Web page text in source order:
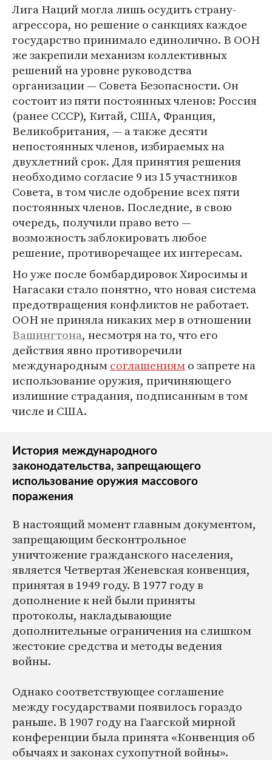
Лига Наций могла лишь осудить страну-
агрессора, но решение о санкциях каждое
государство принимало единолично. В ООН
же закрепили механизм коллективных
решений на уровне руководства
организации — Совета Безопасности. Он
состоит из пяти постоянных членов: Россия
(ранее СССР), Китай, США, Франция,
Великобритания, — а также десяти
непостоянных членов, избираемых на
двухлетний срок. Для принятия решения
необходимо согласие 9 из 15 участников
Совета, в том числе одобрение всех пяти
постоянных членов. Последние, в свою
очередь, получили право вето —
возможность заблокировать любое
решение, противоречащее их интересам.
Но уже после бомбардировок Хиросимы и
Нагасаки стало понятно, что новая система
предотвращения конфликтов не работает.
ООН не приняла никаких мер в отношении
Вашингтона, несмотря на то, что его
действия явно противоречили
международнымсоглашениямо запрете на
использование оружия, причиняющего
излишние страдания, подписанным в том
числе и США.
История международного
законодательства, запрещающего
использование оружия массового
поражения
В настоящий момент главным документом,
запрещающим бесконтрольное
уничтожение гражданского населения,
является Четвертая Женевская конвенция,
принятая в 1949 году. В 1977 году в
дополнение к ней были приняты
протоколы, накладывающие
дополнительные ограничения на слишком
жестокие средства и методы ведения
войны.
Однако соответствующее соглашение
между государствами появилось гораздо
раньше. В 1907 году на Гаагской мирной
конференции была принята «Конвенция об
обычаях и законах сухопутной войны».